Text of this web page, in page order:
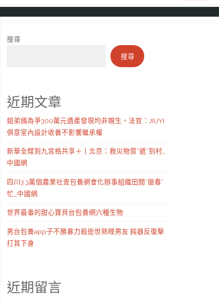
搜尋
搜尋
近期文章
姐弟倆為爭300萬元遺產發現均非親生，法官：JIUYI
俱意室內設計收養不影響繼承權
新華全媒到九宮格共享＋丨北京：救災物質“遞”到村_
中國網
四川3.3萬個農業社查包養網會化辦事組織田間“搶春”
忙_中國網
世界最毒的甜心寶貝台包養網六種生物
男台包養app子不勝暴力殺逝世熟睡男友 鈍器反復擊
打其下身
近期留言